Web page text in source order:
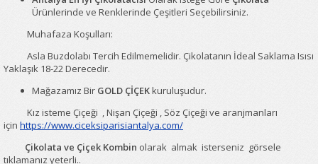
Ürünlerinde ve Renklerinde Çeşitleri Seçebilirsiniz.
Muhafaza Koşulları:
Asla Buzdolabı Tercih Edilmemelidir. Çikolatanın İdeal Saklama Isısı
Yaklaşık 18-22 Derecedir.
Mağazamız Bir GOLD ÇİÇEKkuruluşudur.
Kız isteme Çiçeği , Nişan Çiçeği , Söz Çiçeği ve aranjmanları
için https://www.ciceksiparisiantalya.com/
Çikolata ve Çiçek Kombin olarak almak isterseniz görsele
tıklamanız yeterli..